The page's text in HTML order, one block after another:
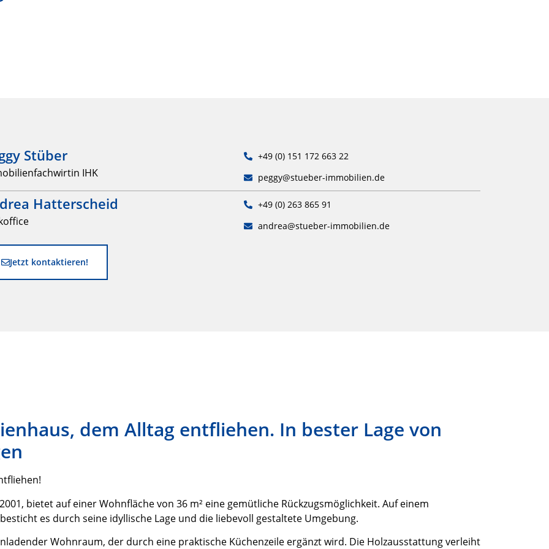
Stüber
IHK
+49 (0) 151 172 663 22
peggy@stueber-immobilien.de
Hatterscheid
+49 (0) 263 865 91
andrea@stueber-immobilien.de
Jetzt kontaktieren!
dem Alltag entfliehen. In bester Lage von
bietet auf einer Wohnfläche von 36 m² eine gemütliche Rückzugsmöglichkeit. Auf einem
es durch seine idyllische Lage und die liebevoll gestaltete Umgebung.
Wohnraum, der durch eine praktische Küchenzeile ergänzt wird. Die Holzausstattung verleiht